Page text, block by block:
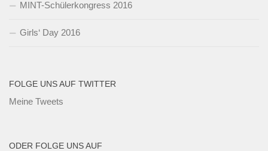
MINT-Schülerkongress 2016
Girls‘ Day 2016
FOLGE UNS AUF TWITTER
Meine Tweets
ODER FOLGE UNS AUF